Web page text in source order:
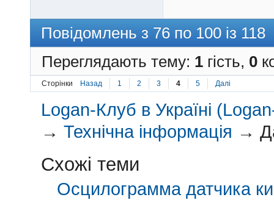
Повідомлень з 76 по 100 із 118
Переглядають тему: 1 гість, 0
Сторінки Назад 1 2 3 4 5 Далі
Logan-Клуб в Україні
→Технічна інформація →
Схожі теми
Осцилограмма датчика